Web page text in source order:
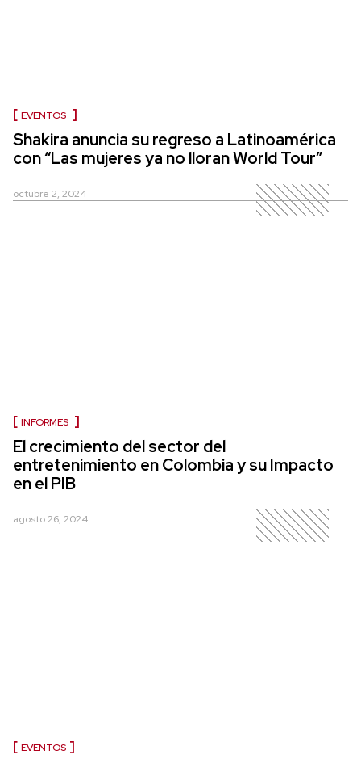
EVENTOS
Shakira anuncia su regreso a Latinoamérica
con “Las mujeres ya no lloran World Tour”
octubre 2, 2024
INFORMES
El crecimiento del sector del
entretenimiento en Colombia y su Impacto
en el PIB
agosto 26, 2024
EVENTOS